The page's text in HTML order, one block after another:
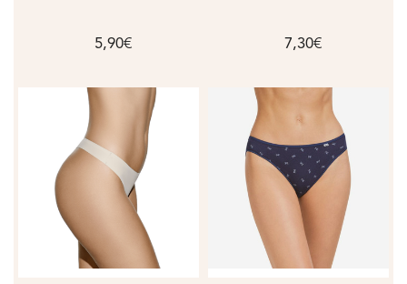
5,90€ 7,30€